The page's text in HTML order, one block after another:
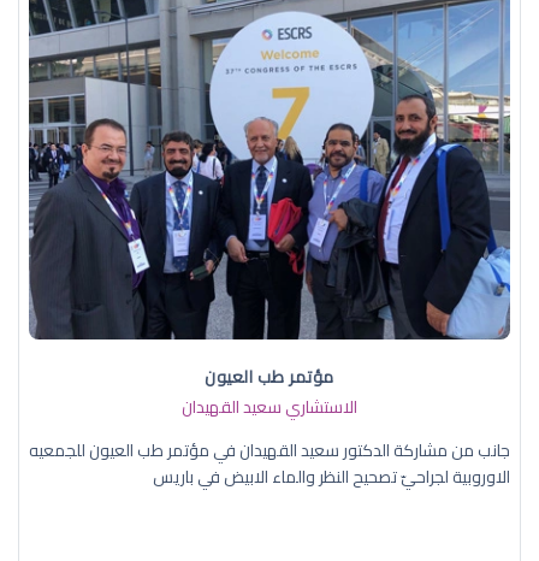
مؤتمر طب العيون
الاستشاري سعيد القهيدان
جانب من مشاركة الدكتور سعيد القهيدان في مؤتمر طب العيون للجمعيه
الاوروبية لجراحيّ تصحيح النظر والماء الابيض في باريس